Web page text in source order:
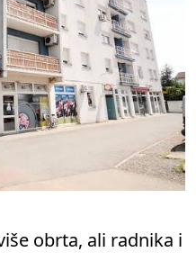
obrta, ali radnika i